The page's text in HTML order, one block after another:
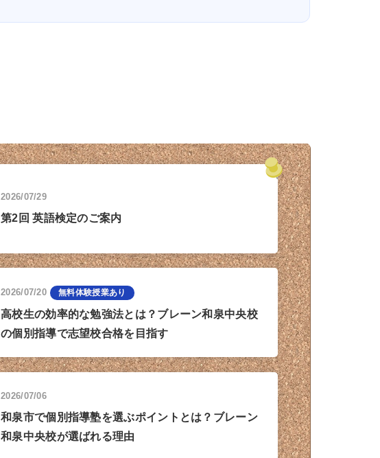
2026/07/29
第2回 英語検定のご案内
2026/07/20 無料体験授業あり
高校生の効率的な勉強法とは？ブレーン和泉中央校
の個別指導で志望校合格を目指す
2026/07/06
和泉市で個別指導塾を選ぶポイントとは？ブレーン
和泉中央校が選ばれる理由